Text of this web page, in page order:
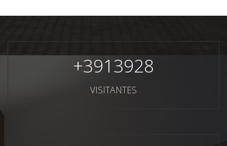
+3913928
VISITANTES